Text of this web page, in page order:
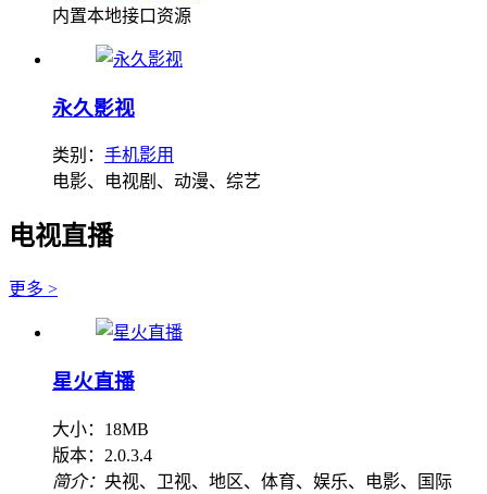
内置本地接口资源
永久影视
类别： 手机影用
电影、电视剧、动漫、综艺
电视直播
更多 >
星火直播
大小：18MB
版本：2.0.3.4
简介： 央视、卫视、地区、体育、娱乐、电影、国际